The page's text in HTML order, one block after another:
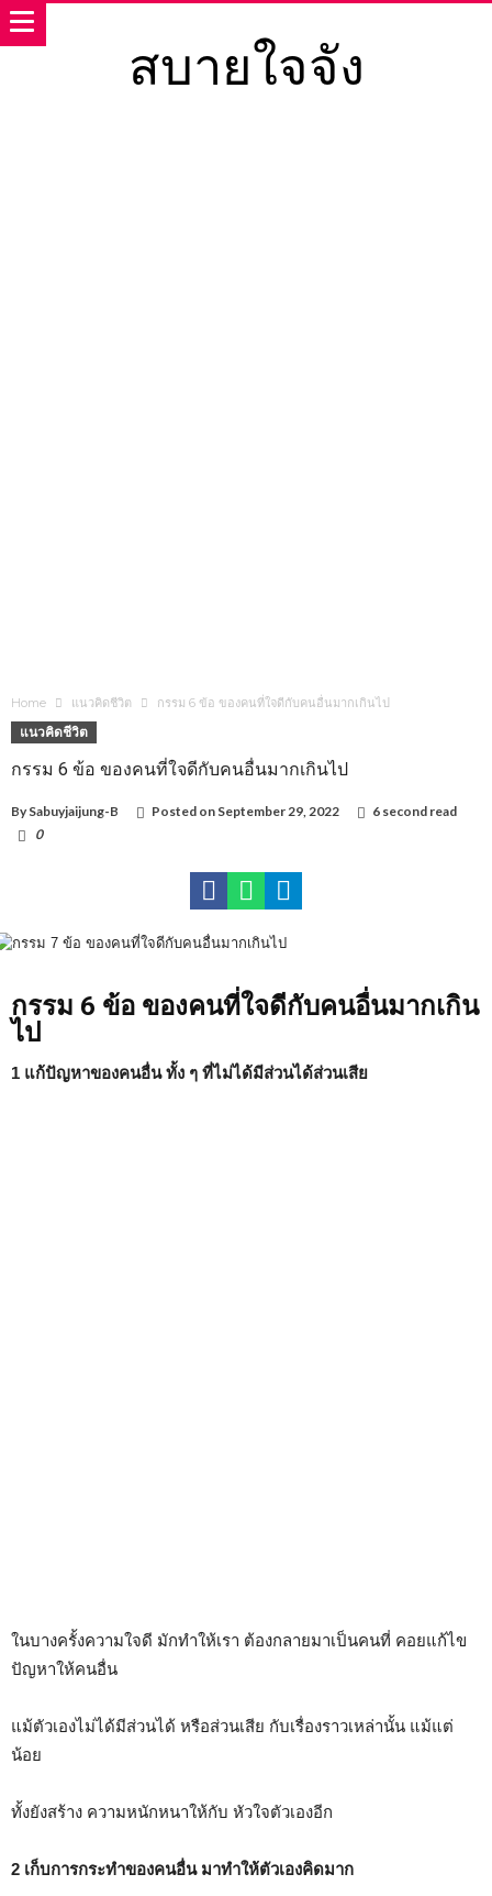
สบายใจจัง
Home แนวคิดชีวิต กรรม 6 ข้อ ของคนที่ใจดีกับคนอื่นมากเกินไป
แนวคิดชีวิต
กรรม 6 ข้อ ของคนที่ใจดีกับคนอื่นมากเกินไป
By Sabuyjaijung-B Posted on September 29, 2022
6 second read
0
กรรม 6 ข้อ ของคนที่ใจดีกับคนอื่นมากเกิน
ไป
1 แก้ปัญหาของคนอื่น ทั้ง ๆ ที่ไม่ได้มีส่วนได้ส่วนเสีย
ในบางครั้งความใจดี มักทำให้เรา ต้องกลายมาเป็นคนที่ คอยแก้ไข
ปัญหาให้คนอื่น
แม้ตัวเองไม่ได้มีส่วนได้ หรือส่วนเสีย กับเรื่องราวเหล่านั้น แม้แต่
น้อย
ทั้งยังสร้าง ความหนักหนาให้กับ หัวใจตัวเองอีก
2 เก็บการกระทำของคนอื่น มาทำให้ตัวเองคิดมาก